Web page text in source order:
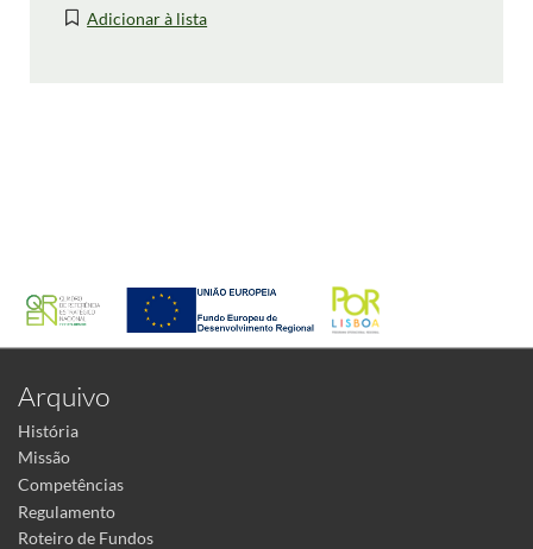
Adicionar à lista
Arquivo
História
Missão
Competências
Regulamento
Roteiro de Fundos